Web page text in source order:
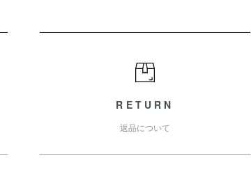
RETURN
返品について